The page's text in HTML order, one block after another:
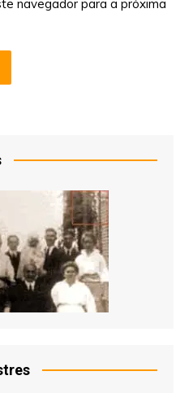
navegador para a próxima